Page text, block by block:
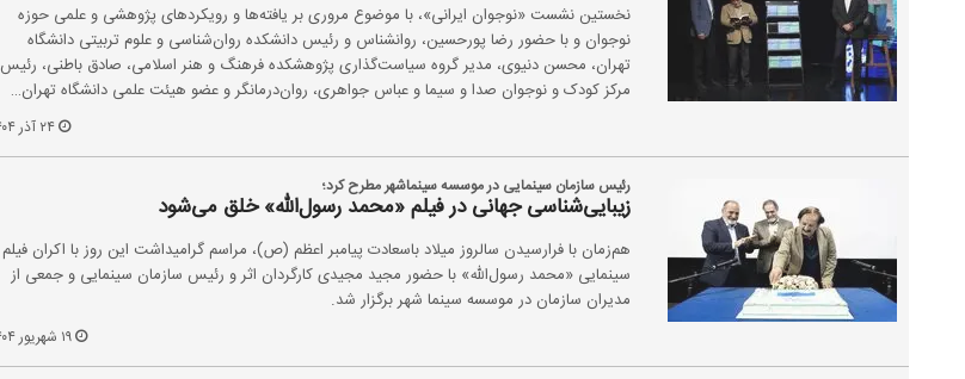
نخستین نشست «نوجوان ایرانی»، با موضوع مروری بر یافته‌ها و رویکردهای پژوهشی و علمی حوزه
نوجوان و با حضور رضا پورحسین، روانشناس و رئیس دانشکده روان‌شناسی و علوم تربیتی دانشگاه
تهران، محسن دنیوی، مدیر گروه سیاست‌گذاری پژوهشکده فرهنگ و هنر اسلامی، صادق باطنی، رئیس
مرکز کودک و نوجوان صدا و سیما و عباس جواهری، روان‌درمانگر و عضو هیئت علمی دانشگاه تهران…
۲۴ آذر ۱۴۰۴
رئیس سازمان سینمایی در موسسه سینماشهر مطرح کرد؛
زیبایی‌شناسی جهانی در فیلم «محمد رسول‌الله» خلق می‌شود
هم‌زمان با فرارسیدن سالروز میلاد باسعادت پیامبر اعظم (ص)، مراسم گرامیداشت این روز با اکران فیلم
سینمایی «محمد رسول‌الله» با حضور مجید مجیدی کارگردان اثر و رئیس سازمان سینمایی و جمعی از
مدیران سازمان در موسسه سینما شهر برگزار شد.
۱۹ شهریور ۱۴۰۴